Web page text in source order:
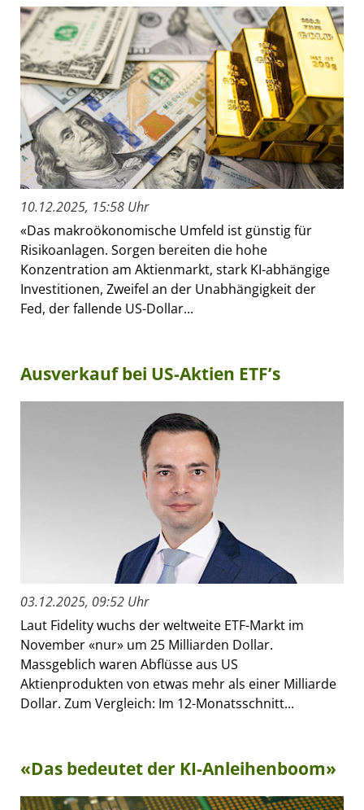
10.12.2025, 15:58 Uhr
«Das makroökonomische Umfeld ist günstig für
Risikoanlagen. Sorgen bereiten die hohe
Konzentration am Aktienmarkt, stark KI-abhängige
Investitionen, Zweifel an der Unabhängigkeit der
Fed, der fallende US-Dollar...
Ausverkauf bei US-Aktien ETF’s
03.12.2025, 09:52 Uhr
Laut Fidelity wuchs der weltweite ETF-Markt im
November «nur» um 25 Milliarden Dollar.
Massgeblich waren Abflüsse aus US
Aktienprodukten von etwas mehr als einer Milliarde
Dollar. Zum Vergleich: Im 12-Monatsschnitt...
«Das bedeutet der KI-Anleihenboom»